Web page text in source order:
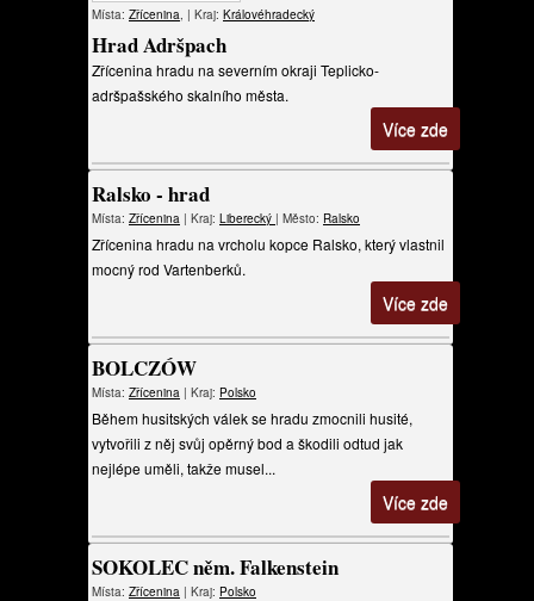
Místa: Zřícenina, | Kraj: Královéhradecký
Hrad Adršpach
Zřícenina hradu na severním okraji Teplicko-
adršpašského skalního města.
Více zde
Ralsko - hrad
Místa: Zřícenina | Kraj: Liberecký | Město: Ralsko
Zřícenina hradu na vrcholu kopce Ralsko, který vlastnil
mocný rod Vartenberků.
Více zde
BOLCZÓW
Místa: Zřícenina | Kraj: Polsko
Během husitských válek se hradu zmocnili husité,
vytvořili z něj svůj opěrný bod a škodili odtud jak
nejlépe uměli, takže musel...
Více zde
SOKOLEC něm. Falkenstein
Místa: Zřícenina | Kraj: Polsko